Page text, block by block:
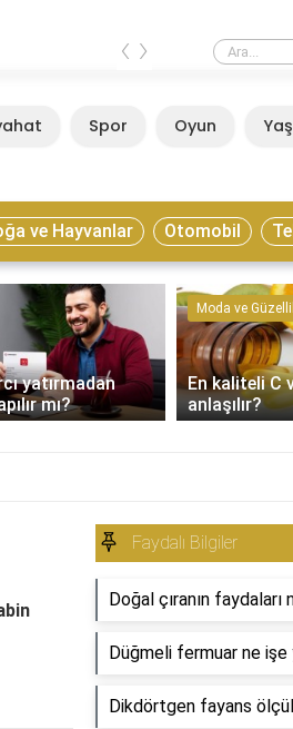
Esenyurt metrobüs
‹ ›
Spor Oyun
ve Hayvanlar Otomobil
yatırmadan
mı?
Moda ve
En kaliteli C
anlaşılır?
Faydalı Bilgiler
Doğal çıranın faydaları
Düğmeli fermuar ne işe
Dikdörtgen fayans